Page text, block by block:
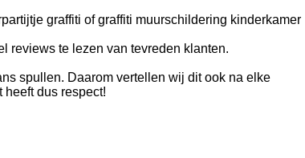
graffiti of graffiti muurschildering kinderkamer
reviews te lezen van tevreden klanten.
spullen. Daarom vertellen wij dit ook na elke
dus respect!